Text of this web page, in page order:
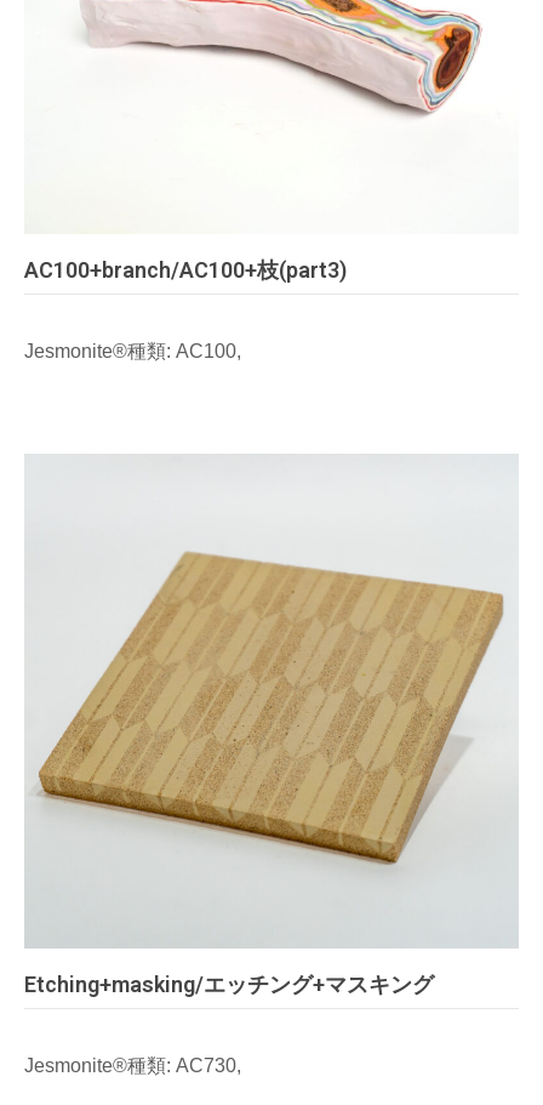
AC100+branch/AC100+枝(part3)
Jesmonite®種類: AC100,
Etching+masking/エッチング+マスキング
Jesmonite®種類: AC730,